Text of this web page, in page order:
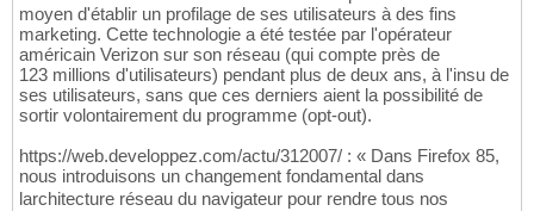
moyen d'établir un profilage de ses utilisateurs à des fins
marketing. Cette technologie a été testée par l'opérateur
américain Verizon sur son réseau (qui compte près de
123 millions d'utilisateurs) pendant plus de deux ans, à l'insu de
ses utilisateurs, sans que ces derniers aient la possibilité de
sortir volontairement du programme (opt-out).
https://web.developpez.com/actu/312007/ : « Dans Firefox 85,
nous introduisons un changement fondamental dans
larchitecture réseau du navigateur pour rendre tous nos